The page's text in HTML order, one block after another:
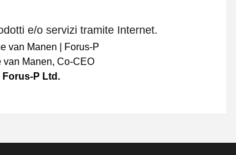
e/o servizi tramite Internet.
van Manen, Co-CEO
Forus-P Ltd.